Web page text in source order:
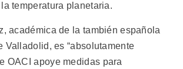
temperatura planetaria.
académica de la también española
Valladolid, es “absolutamente
OACI apoye medidas para